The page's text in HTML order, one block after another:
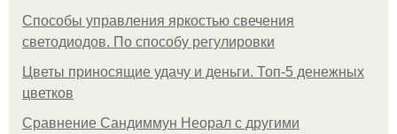
Способы управления яркостью свечения
светодиодов. По способу регулировки
Цветы приносящие удачу и деньги. Топ-5 денежных
цветков
Сравнение Сандиммун Неорал с другими